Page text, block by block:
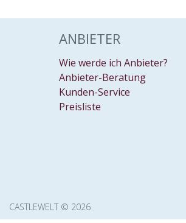
ANBIETER
Wie werde ich Anbieter?
Anbieter-Beratung
Kunden-Service
Preisliste
CASTLEWELT © 2026